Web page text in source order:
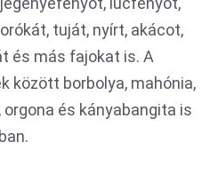
tuját, nyírt, akácot,
és más fajokat is. A
között borbolya, mahónia,
és kányabangita is